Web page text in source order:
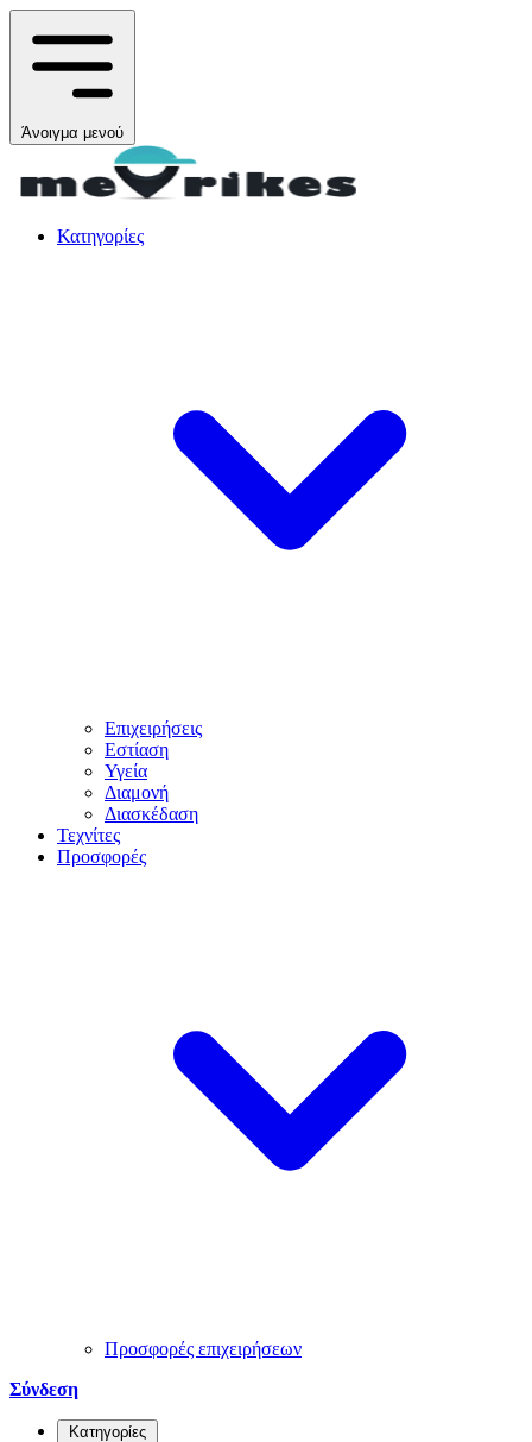
Άνοιγμα μενού
Κατηγορίες
Επιχειρήσεις
Εστίαση
Υγεία
Διαμονή
Διασκέδαση
Τεχνίτες
Προσφορές
Προσφορές επιχειρήσεων
Σύνδεση
Κατηγορίες